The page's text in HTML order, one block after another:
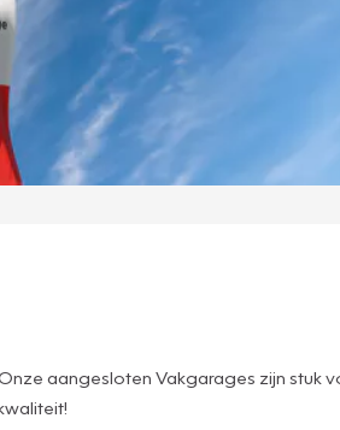
aangesloten Vakgarages zijn stuk